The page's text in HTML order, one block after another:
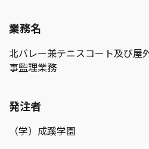
業務名
北バレー兼テニスコート及び屋
事監理業務
発注者
（学）成蹊学園